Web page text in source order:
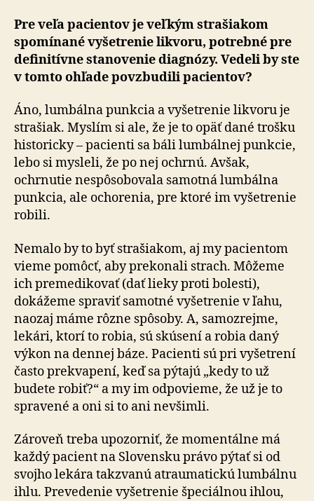
Pre veľa pacientov je veľkým strašiakom
spomínané vyšetrenie likvoru, potrebné pre
definitívne stanovenie diagnózy. Vedeli by ste
v tomto ohľade povzbudili pacientov?
Áno, lumbálna punkcia a vyšetrenie likvoru je
strašiak. Myslím si ale, že je to opäť dané trošku
historicky – pacienti sa báli lumbálnej punkcie,
lebo si mysleli, že po nej ochrnú. Avšak,
ochrnutie nespôsobovala samotná lumbálna
punkcia, ale ochorenia, pre ktoré im vyšetrenie
robili.
Nemalo by to byť strašiakom, aj my pacientom
vieme pomôcť, aby prekonali strach. Môžeme
ich premedikovať (dať lieky proti bolesti),
dokážeme spraviť samotné vyšetrenie v ľahu,
naozaj máme rôzne spôsoby. A, samozrejme,
lekári, ktorí to robia, sú skúsení a robia daný
výkon na dennej báze. Pacienti sú pri vyšetrení
často prekvapení, keď sa pýtajú „kedy to už
budete robiť?“ a my im odpovieme, že už je to
spravené a oni si to ani nevšimli.
Zároveň treba upozorniť, že momentálne má
každý pacient na Slovensku právo pýtať si od
svojho lekára takzvanú atraumatickú lumbálnu
ihlu. Prevedenie vyšetrenie špeciálnou ihlou,